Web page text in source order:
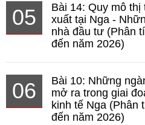
05
Bài 14: Quy mô
xuất tại Nga -
nhà đầu tư (Phân
đến năm 2026)
06
Bài 10: Những
mở ra trong giai
kinh tế Nga (Phân
đến năm 2026)